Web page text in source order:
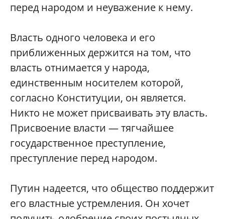
перед народом и неуважение к нему.
Власть одного человека и его
приближенных держится на том, что
власть отнимается у народа,
единственным носителем которой,
согласно Конституции, он является.
Никто не может присваивать эту власть.
Присвоение власти — тягчайшее
государственное преступление,
преступление перед народом.
Путин надеется, что общество поддержит
его властные устремления. Он хочет